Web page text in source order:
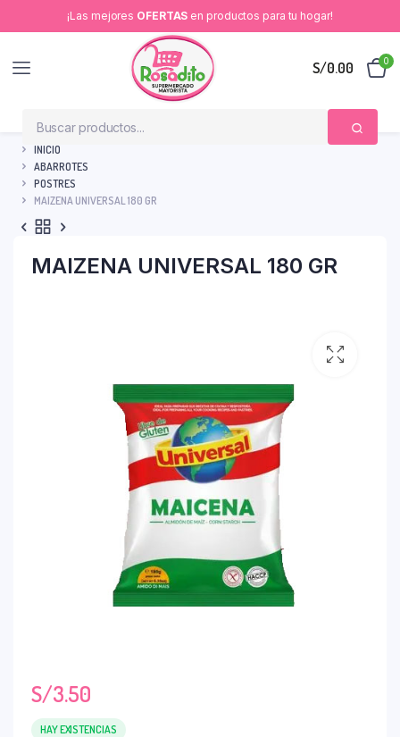
¡Las mejores OFERTAS en productos para tu hogar!
S/0.00 0
INICIO
ABARROTES
POSTRES
MAIZENA UNIVERSAL 180 GR
MAIZENA UNIVERSAL 180 GR
S/3.50
HAY EXISTENCIAS